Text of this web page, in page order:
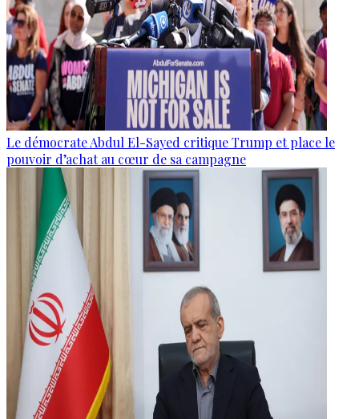
Le démocrate Abdul El-Sayed critique Trump et place le
pouvoir d’achat au cœur de sa campagne